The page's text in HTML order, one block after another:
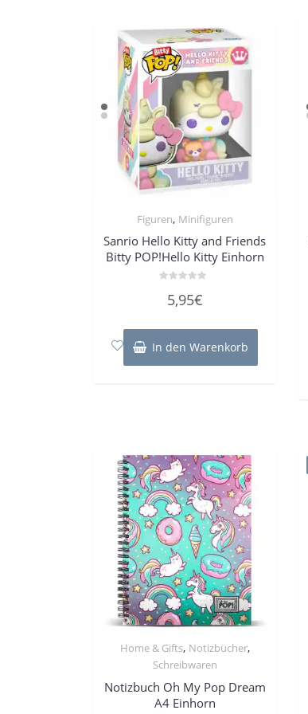
Figuren, Minifiguren
Sanrio Hello Kitty and Friends
Bitty POP!Hello Kitty Einhorn
mit
5
5,95€
In den Warenkorb
Home & Gifts, Notizbücher,
Schreibwaren
Notizbuch Oh My Pop Dream
A4 Einhorn